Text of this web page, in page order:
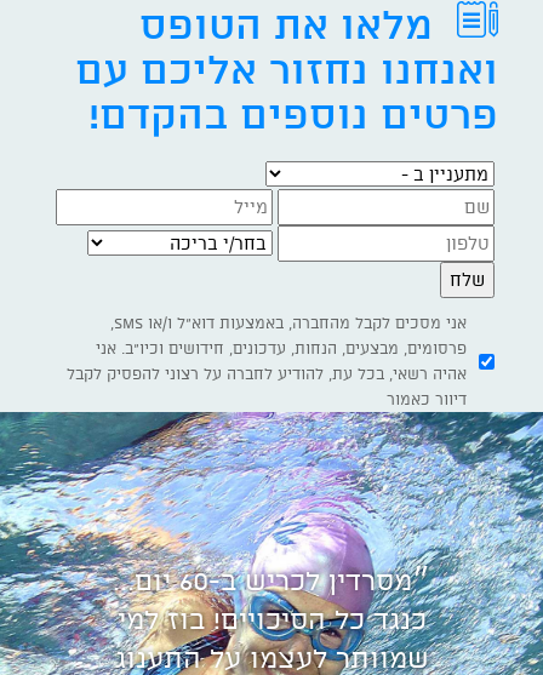
מלאו את הטופס
ואנחנו נחזור אליכם עם
פרטים נוספים בהקדם!
מתעניין ב -
בחר/י בריכה
פרסומים, מבצעים, הנחות, עדכונים, חידושים וכיו"ב. אני
אהיה רשאי, בכל עת, להודיע לחברה על רצוני להפסיק לקבל
דיוור כאמור
״מסרדין לכריש ב-60 יום...
כנגד כל הסיכויים! בוז למי
שמוותר לעצמו על התענוג